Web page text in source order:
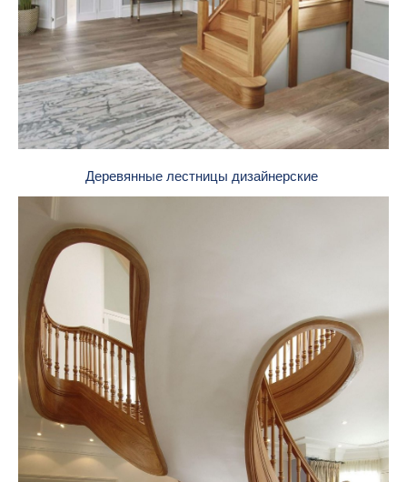
Деревянные лестницы дизайнерские